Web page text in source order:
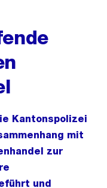
Kantonspolizei
mit
zur
und